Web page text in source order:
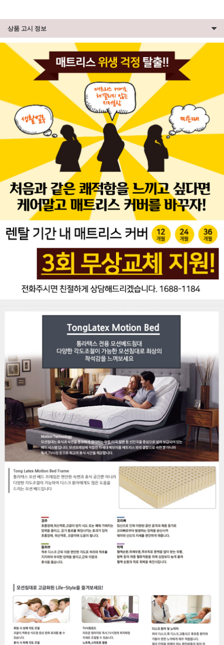
상품 고시 정보